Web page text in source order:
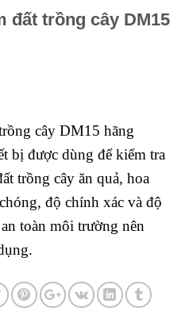
đất trồng cây DM15
cây DM15 hãng
bị được dùng để kiểm tra
trồng cây ăn quả, hoa
độ chính xác và độ
toàn môi trường nên